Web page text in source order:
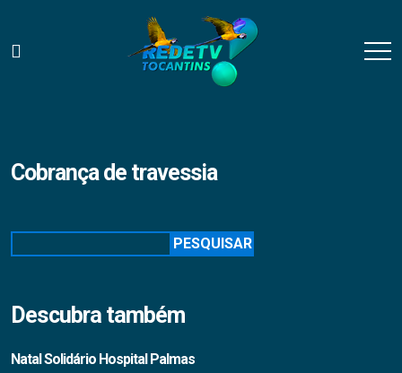
Cobrança de travessia
PESQUISAR
Descubra também
Natal Solidário Hospital Palmas